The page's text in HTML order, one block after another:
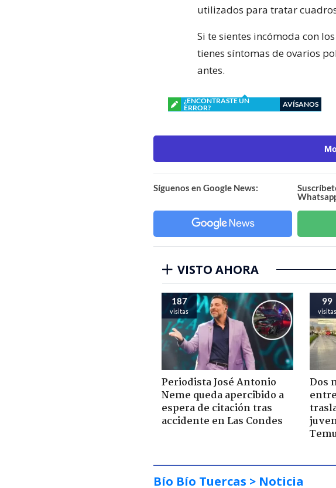
utilizados para tratar
Si te sientes incómoda con
tienes síntomas de ovarios
antes.
¿ENCONTRASTE UN
ERROR?
AVÍSANOS
Síguenos en Google News:
VISTO AHORA
187
visitas
Periodista José Antonio
Neme queda apercibido a
espera de citación tras
accidente en Las Condes
99
visitas
Dos
Bío Bío Tuercas > Noticia